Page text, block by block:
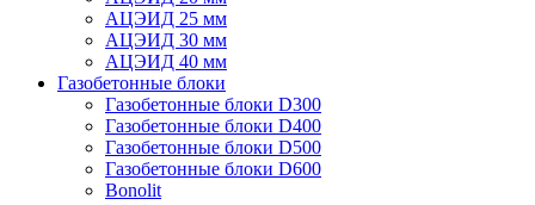
АЦЭИД 25 мм
АЦЭИД 30 мм
АЦЭИД 40 мм
Газобетонные блоки
Газобетонные блоки D300
Газобетонные блоки D400
Газобетонные блоки D500
Газобетонные блоки D600
Bonolit